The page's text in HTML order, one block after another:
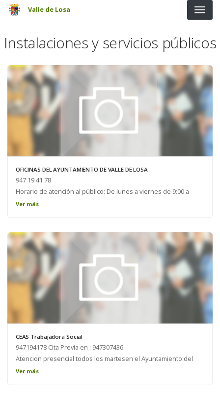
Pasar al contenido principal
Valle de Losa
Instalaciones y servicios públicos
OFICINAS DEL AYUNTAMIENTO DE VALLE DE LOSA
947 19 41 78
Horario de atención al público: De lunes a viernes de 9:00 a
14:00h
Ver más
CEAS Trabajadora Social
947194178 Cita Previa en : 947307436
Atencion presencial todos los martesen el Ayuntamiento del
Valle de Losa. 947 194 178
Ver más